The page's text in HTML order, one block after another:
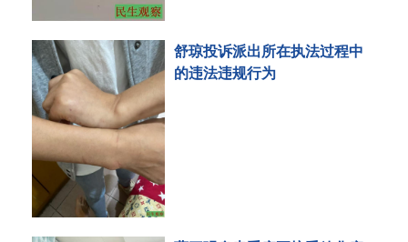
舒琼投诉派出所在执法过程中
的违法违规行为